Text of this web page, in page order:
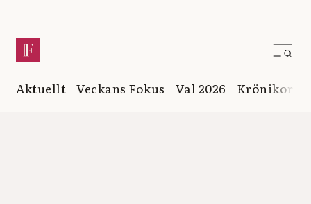
Aktuellt Veckans Fokus Val 2026 Krönikor